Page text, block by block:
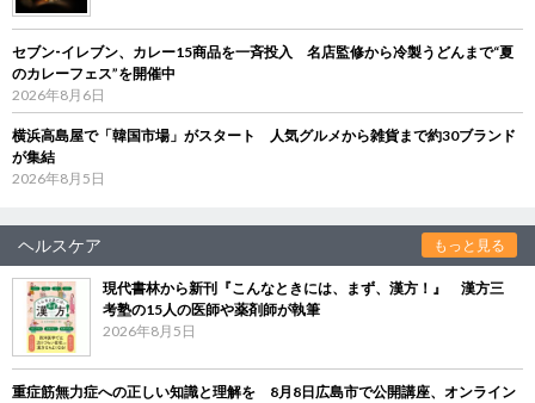
セブン‐イレブン、カレー15商品を一斉投入 名店監修から冷製うどんまで“夏
のカレーフェス”を開催中
2026年8月6日
横浜高島屋で「韓国市場」がスタート 人気グルメから雑貨まで約30ブランド
が集結
2026年8月5日
ヘルスケア もっと見る
現代書林から新刊『こんなときには、まず、漢方！』 漢方三
考塾の15人の医師や薬剤師が執筆
2026年8月5日
重症筋無力症への正しい知識と理解を 8月8日広島市で公開講座、オンライン